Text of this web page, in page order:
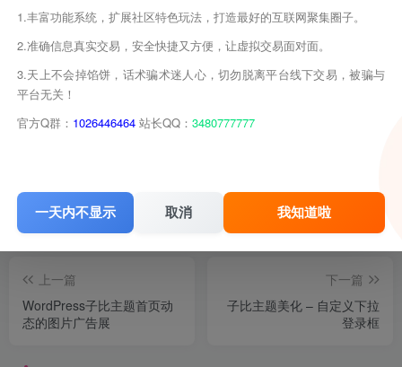
THE END
子比美化
美化工具
分享
上一篇
WordPress子比主题首页动
态的图片广告展
下一篇
子比主题美化 – 自定义下拉
登录框
1.丰富功能系统，扩展社区特色玩法，打造最好的互联网聚集圈子。
2.准确信息真实交易，安全快捷又方便，让虚拟交易面对面。
3.天上不会掉馅饼，话术骗术迷人心，切勿脱离平台线下交易，被骗与
平台无关！
官方Q群： 1026446464 站长QQ： 3480777777
一天内不显示 取消 我知道啦